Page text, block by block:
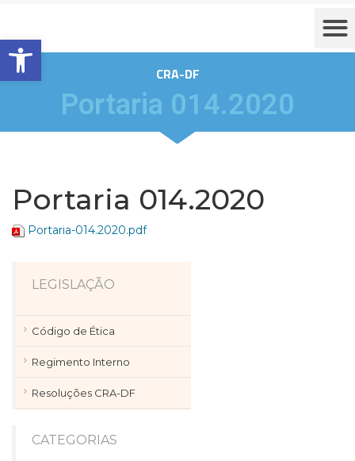
Barra de Ferramentas Aberta
CRA-DF
Portaria 014.2020
Portaria 014.2020
Portaria-014.2020.pdf
LEGISLAÇÃO
Código de Ética
Regimento Interno
Resoluções CRA-DF
CATEGORIAS